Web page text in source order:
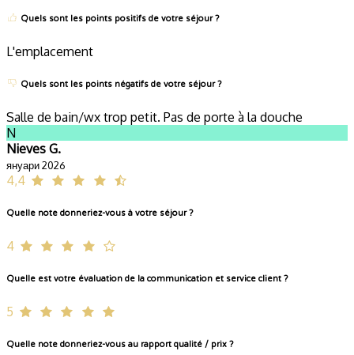
Quels sont les points positifs de votre séjour ?
L'emplacement
Quels sont les points négatifs de votre séjour ?
Salle de bain/wx trop petit. Pas de porte à la douche
N
Nieves G.
януари 2026
4,4
Quelle note donneriez-vous à votre séjour ?
4
Quelle est votre évaluation de la communication et service client ?
5
Quelle note donneriez-vous au rapport qualité / prix ?